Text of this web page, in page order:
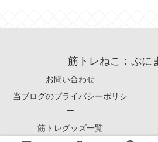
筋トレねこ：ぷに
お問い合わせ
当ブログのプライバシーポリシ
ー
筋トレグッズ一覧